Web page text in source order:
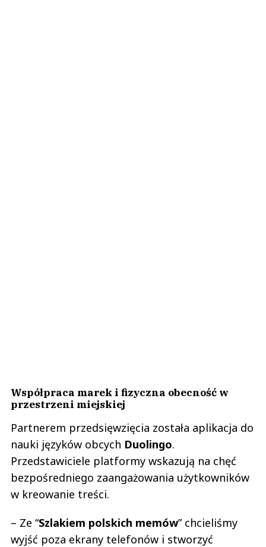
Współpraca marek i fizyczna obecność w
przestrzeni miejskiej
Partnerem przedsięwzięcia została aplikacja do
nauki języków obcych Duolingo.
Przedstawiciele platformy wskazują na chęć
bezpośredniego zaangażowania użytkowników
w kreowanie treści.
– Ze “Szlakiem polskich memów” chcieliśmy
wyjść poza ekrany telefonów i stworzyć